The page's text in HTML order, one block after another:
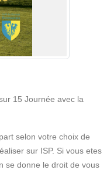
15 Journée avec la
selon votre choix de
sur ISP. Si vous etes
se donne le droit de vous